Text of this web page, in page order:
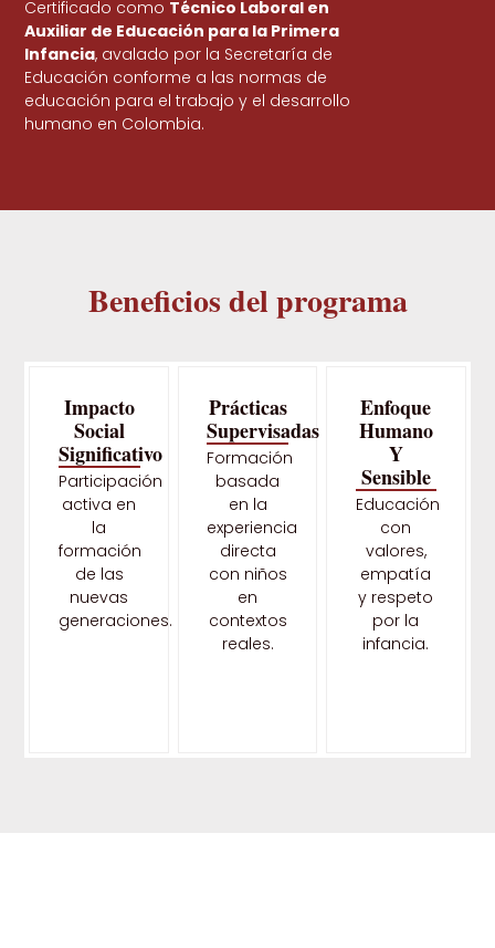
Certificado como Técnico Laboral en
Auxiliar de Educación para la Primera
Infancia, avalado por la Secretaría de
Educación conforme a las normas de
educación para el trabajo y el desarrollo
humano en Colombia.
Beneficios del programa
Impacto
Social
Significativo
Participación
activa en
la
formación
de las
nuevas
generaciones.
Prácticas
Supervisadas
Formación
basada
en la
experiencia
directa
con niños
en
contextos
reales.
Enfoque
Humano
Y
Sensible
Educación
con
valores,
empatía
y respeto
por la
infancia.